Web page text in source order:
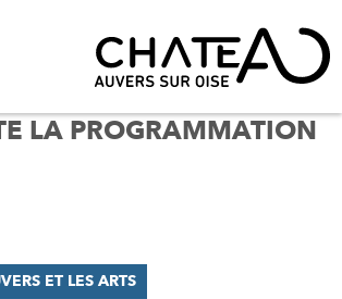
LA PROGRAMMATION
ET LES ARTS